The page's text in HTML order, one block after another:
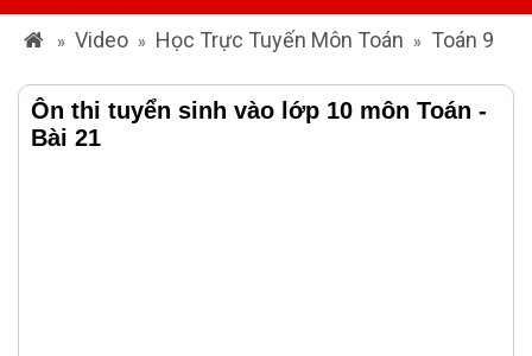
» Video » Học Trực Tuyến Môn Toán » Toán 9
Ôn thi tuyển sinh vào lớp 10 môn Toán -
Bài 21